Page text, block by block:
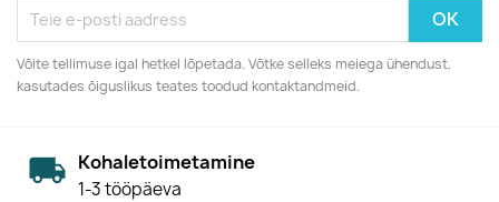
Võite tellimuse igal hetkel lõpetada. Võtke selleks meiega ühendust,
kasutades õiguslikus teates toodud kontaktandmeid.
Kohaletoimetamine
1-3 tööpäeva